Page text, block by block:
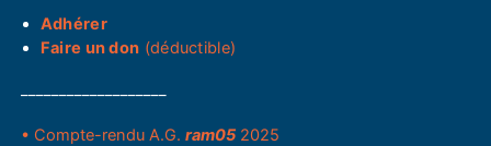
Adhérer
Faire un don (déductible)
• Compte-rendu A.G.ram05 2025